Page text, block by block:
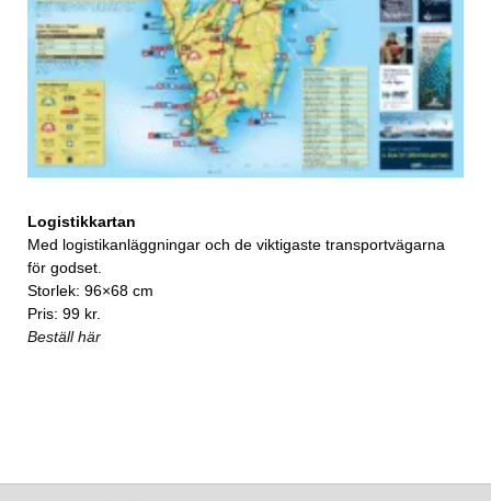
Logistikkartan
Med logistikanläggningar och de viktigaste transportvägarna
för godset.
Storlek: 96×68 cm
Pris: 99 kr.
Beställ här